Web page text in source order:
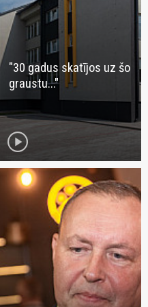
"30 gadus skatījos uz šo
graustu..."
play_circle